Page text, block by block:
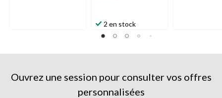
2 en stock
Ouvrez une session pour consulter vos offres
personnalisées